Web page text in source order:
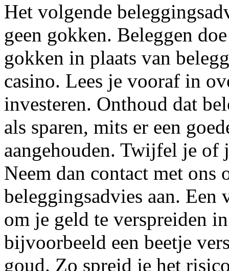
Het volgende
geen gokken. Beleggen
gokken in plaats van
casino. Lees je vooraf in
investeren. Onthoud dat
als sparen, mits er een
aangehouden. Twijfel je of
Neem dan contact met ons
beleggingsadvies aan. Een
om je geld te verspreiden
bijvoorbeeld een beetje
goud. Zo spreid je het